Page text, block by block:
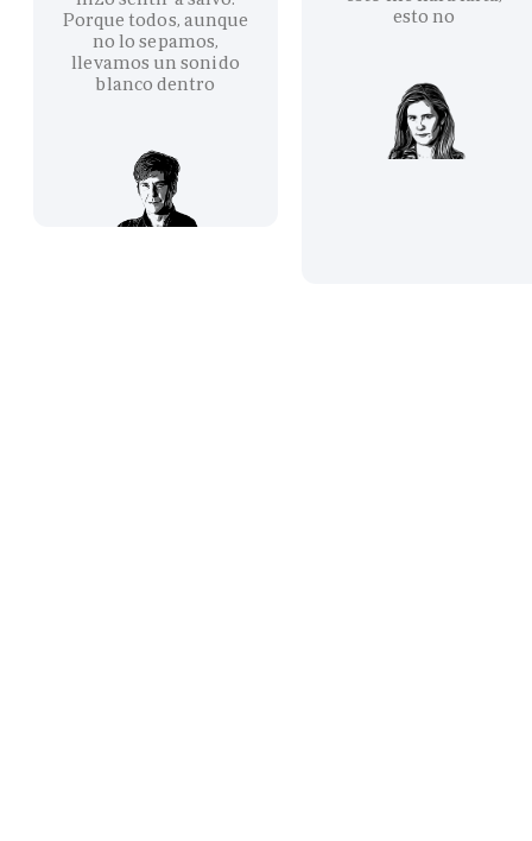
Porque todos, aunque
no lo sepamos,
llevamos un sonido
blanco dentro
esto no